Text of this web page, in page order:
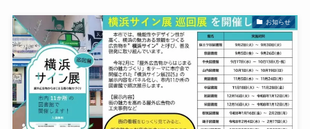
お知らせ